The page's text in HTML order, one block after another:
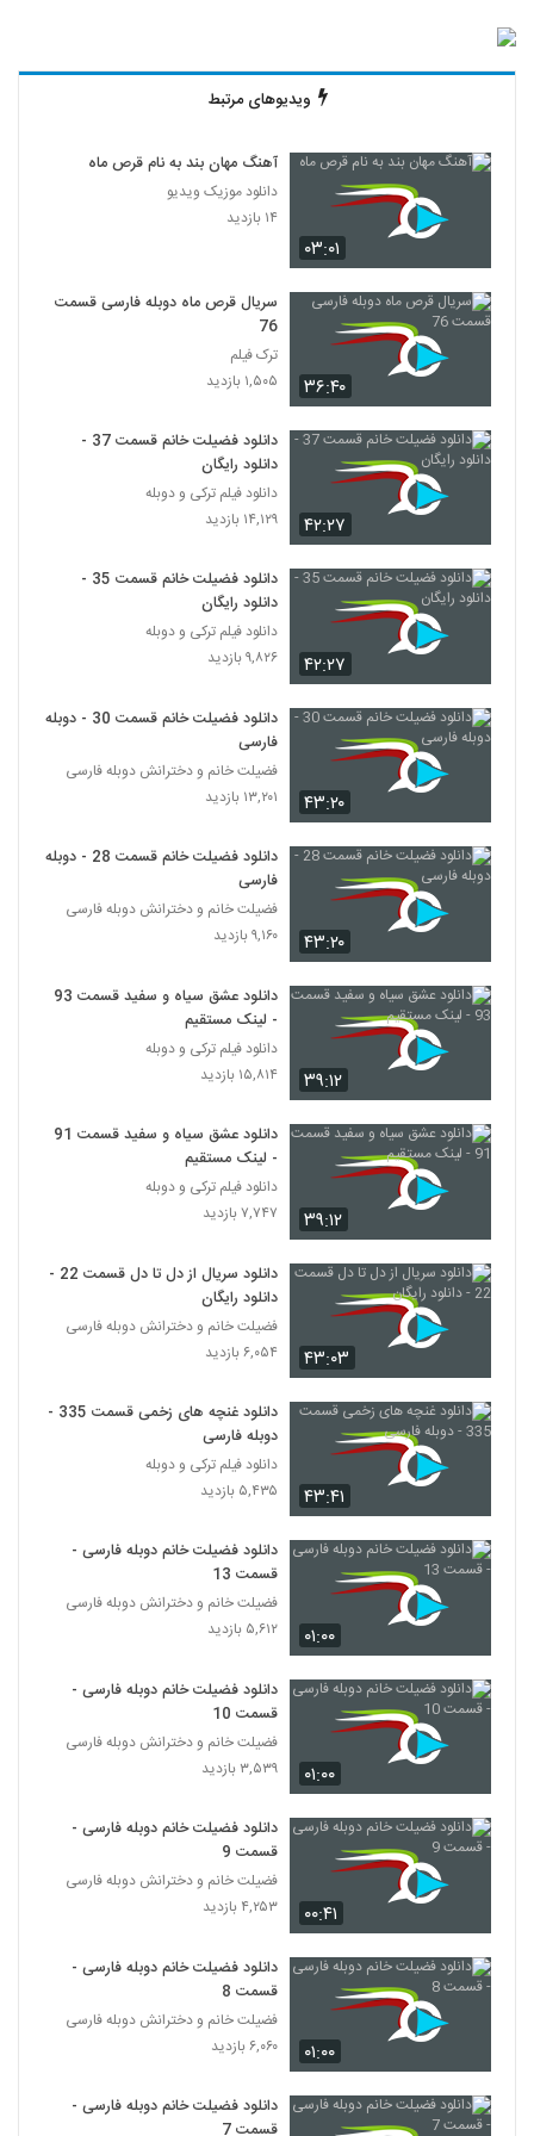
ویدیوهای مرتبط
۰۳:۰۱
آهنگ مهان بند به نام قرص ماه
دانلود موزیک ویدیو
۱۴ بازدید
۳۶:۴۰
سریال قرص ماه دوبله فارسی قسمت
76
ترک فیلم
۱,۵۰۵ بازدید
۴۲:۲۷
دانلود فضیلت خانم قسمت 37 -
دانلود رایگان
دانلود فیلم ترکی و دوبله
۱۴,۱۲۹ بازدید
۴۲:۲۷
دانلود فضیلت خانم قسمت 35 -
دانلود رایگان
دانلود فیلم ترکی و دوبله
۹,۸۲۶ بازدید
۴۳:۲۰
دانلود فضیلت خانم قسمت 30 - دوبله
فارسی
فضیلت خانم و دخترانش دوبله فارسی
۱۳,۲۰۱ بازدید
۴۳:۲۰
دانلود فضیلت خانم قسمت 28 - دوبله
فارسی
فضیلت خانم و دخترانش دوبله فارسی
۹,۱۶۰ بازدید
۳۹:۱۲
دانلود عشق سیاه و سفید قسمت 93
- لینک مستقیم
دانلود فیلم ترکی و دوبله
۱۵,۸۱۴ بازدید
۳۹:۱۲
دانلود عشق سیاه و سفید قسمت 91
- لینک مستقیم
دانلود فیلم ترکی و دوبله
۷,۷۴۷ بازدید
۴۳:۰۳
دانلود سریال از دل تا دل قسمت 22 -
دانلود رایگان
فضیلت خانم و دخترانش دوبله فارسی
۶,۰۵۴ بازدید
۴۳:۴۱
دانلود غنچه های زخمی قسمت 335 -
دوبله فارسی
دانلود فیلم ترکی و دوبله
۵,۴۳۵ بازدید
۰۱:۰۰
دانلود فضیلت خانم دوبله فارسی -
قسمت 13
فضیلت خانم و دخترانش دوبله فارسی
۵,۶۱۲ بازدید
۰۱:۰۰
دانلود فضیلت خانم دوبله فارسی -
قسمت 10
فضیلت خانم و دخترانش دوبله فارسی
۳,۵۳۹ بازدید
۰۰:۴۱
دانلود فضیلت خانم دوبله فارسی -
قسمت 9
فضیلت خانم و دخترانش دوبله فارسی
۴,۲۵۳ بازدید
۰۱:۰۰
دانلود فضیلت خانم دوبله فارسی -
قسمت 8
فضیلت خانم و دخترانش دوبله فارسی
۶,۰۶۰ بازدید
دانلود فضیلت خانم دوبله فارسی -
قسمت 7